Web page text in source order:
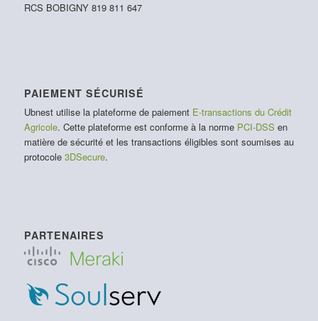
RCS BOBIGNY 819 811 647
PAIEMENT SÉCURISÉ
Ubnest utilise la plateforme de paiement E-transactions du Crédit
Agricole. Cette plateforme est conforme à la norme PCI-DSS en
matière de sécurité et les transactions éligibles sont soumises au
protocole 3DSecure.
PARTENAIRES